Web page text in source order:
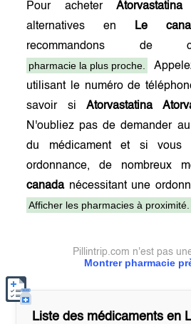
Pour acheter
alternatives en
Le
recommandons de
pharmacie la plus proche.
utilisant le numéro de
savoir siAtorvastatina
N'oubliez pas de demander
du médicament et si vous
ordonnance, de nombreux
canadanécessitant une
Afficher les pharmacies à proximité.
Montrer pharmacie
Pillintrip.com n'est pas
Liste des médicaments en